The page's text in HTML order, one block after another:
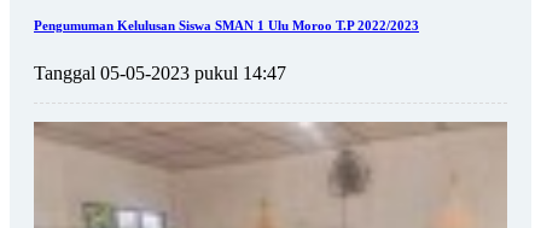
Pengumuman Kelulusan Siswa SMAN 1 Ulu Moroo T.P 2022/2023
Tanggal 05-05-2023 pukul 14:47